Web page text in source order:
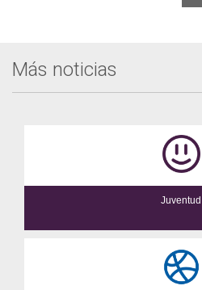
Más noticias
Juventud